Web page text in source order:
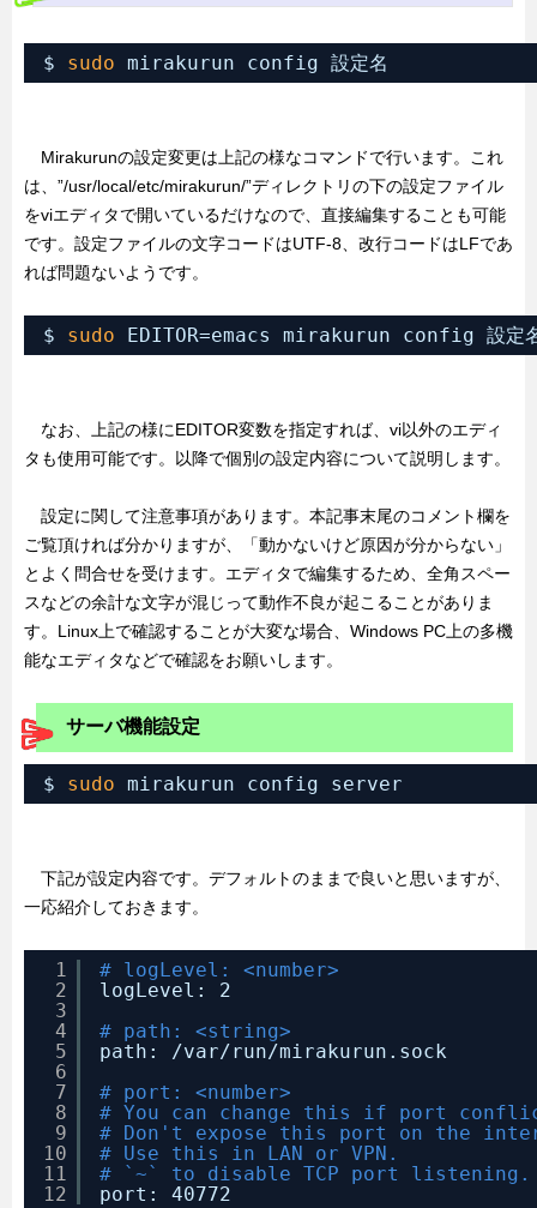
$ sudo mirakurun config 設定名
Mirakurunの設定変更は上記の様なコマンドで行います。これ
は、”/usr/local/etc/mirakurun/”ディレクトリの下の設定ファイル
をviエディタで開いているだけなので、直接編集することも可能
です。設定ファイルの文字コードはUTF-8、改行コードはLFであ
れば問題ないようです。
$ sudo EDITOR=emacs mirakurun config 設定
なお、上記の様にEDITOR変数を指定すれば、vi以外のエディ
タも使用可能です。以降で個別の設定内容について説明します。
設定に関して注意事項があります。本記事末尾のコメント欄を
ご覧頂ければ分かりますが、「動かないけど原因が分からない」
とよく問合せを受けます。エディタで編集するため、全角スペー
スなどの余計な文字が混じって動作不良が起こることがありま
す。Linux上で確認することが大変な場合、Windows PC上の多機
能なエディタなどで確認をお願いします。
サーバ機能設定
$ sudo mirakurun config server
下記が設定内容です。デフォルトのままで良いと思いますが、
一応紹介しておきます。
1
2
3
4
5
6
7
8
9
10
11
12
# logLevel: <number>
logLevel: 2
# path: <string>
path: /var/run/mirakurun .sock
# port: <number>
# You can change this if port
# Don't expose this port on the
# Use this in LAN or VPN.
# `~` to disable TCP port listening.
port: 40772